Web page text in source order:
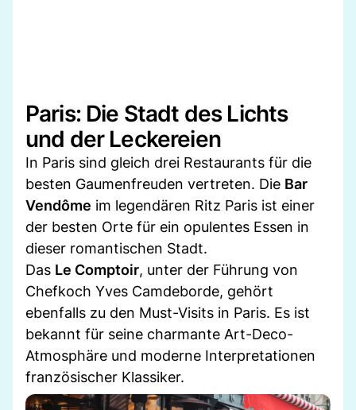
Paris: Die Stadt des Lichts
und der Leckereien
In Paris sind gleich drei Restaurants für die
besten Gaumenfreuden vertreten. Die Bar
Vendôme im legendären Ritz Paris ist einer
der besten Orte für ein opulentes Essen in
dieser romantischen Stadt.
Das Le Comptoir, unter der Führung von
Chefkoch Yves Camdeborde, gehört
ebenfalls zu den Must-Visits in Paris. Es ist
bekannt für seine charmante Art-Deco-
Atmosphäre und moderne Interpretationen
französischer Klassiker.